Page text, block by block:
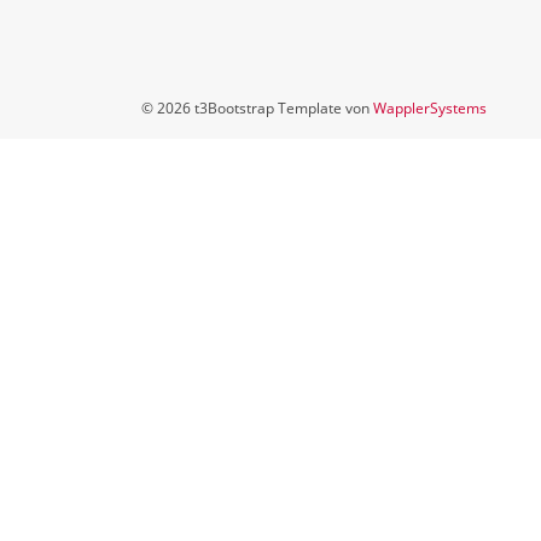
© 2026 t3Bootstrap Template vonWapplerSystems